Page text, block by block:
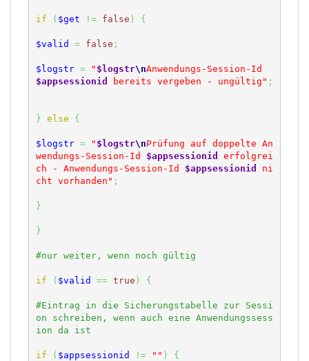
if ( $get != false ) {
$valid = false ;
$logstr = " $logstr\n
$appsessionid
bereits vergeben - ungültig" ;
} else {
$logstr = " $logstr\nPrüfung auf doppelte An
wendungs-Session-Id $appsessionid
erfolgrei
ch - Anwendungs-Session-Id $appsessionid
ni
cht vorhanden" ;
}
}
if ( $valid == true ) {
#Eintrag in die Sicherungstabelle zur Sessi
on schreiben, wenn auch eine Anwendungssess
if ( $appsessionid != "" ) {